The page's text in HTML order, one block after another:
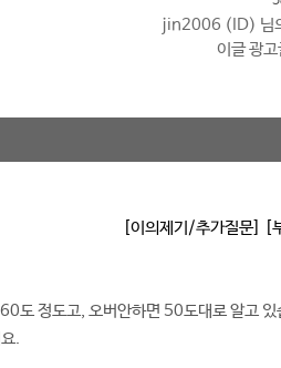
jin2006 (ID) 님
이글 광고
[이의제기/추가질문] [
도 정도고, 오버안하면 50도대로 알고 있
.